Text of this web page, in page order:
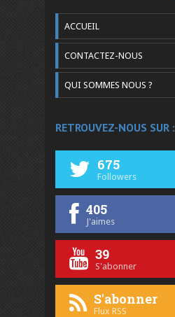
ACCUEIL
CONTACTEZ-NOUS
QUI SOMMES NOUS ?
RETROUVEZ-NOUS SUR :
675
Followers
405
J'aimes
39
S'abonner
S'abonner
Flux RSS